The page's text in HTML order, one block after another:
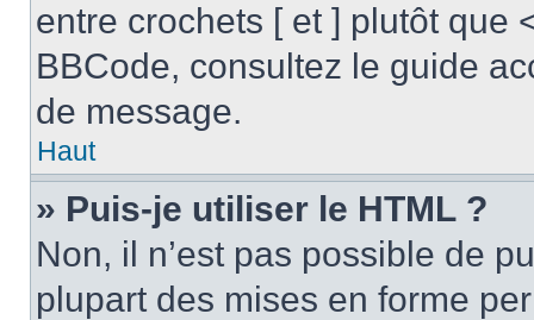
entre crochets [ et ] plutôt que
BBCode, consultez le guide
de message.
Haut
» Puis-je utiliser le HTML ?
Non, il n’est pas possible de
plupart des mises en forme